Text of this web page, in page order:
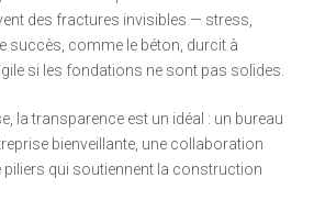
des fractures invisibles — stress,
succès, comme le béton, durcit à
si les fondations ne sont pas solides.
la transparence est un idéal : un bureau
bienveillante, une collaboration
piliers qui soutiennent la construction